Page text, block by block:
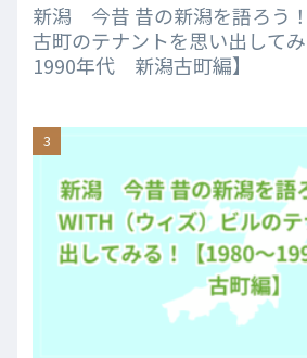
新潟 今昔 昔の新潟を語ろう
古町のテナントを思い出して
1990年代 新潟古町編】